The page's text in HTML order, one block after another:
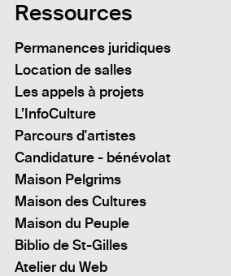
Ressources
Permanences juridiques
Location de salles
Les appels à projets
L’InfoCulture
Parcours d'artistes
Candidature - bénévolat
Maison Pelgrims
Maison des Cultures
Maison du Peuple
Biblio de St-Gilles
Atelier du Web